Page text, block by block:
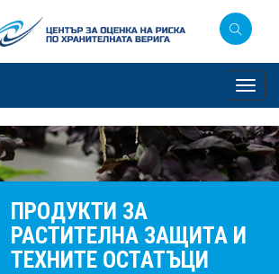
ПРОДУКТИ ЗА
РАСТИТЕЛНА ЗАЩИТА И
ТЕХНИТЕ ОСТАТЪЦИ